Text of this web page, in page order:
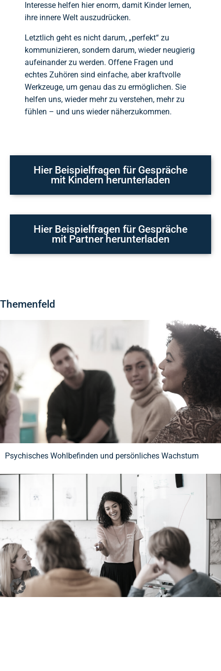
Interesse helfen hier enorm, damit Kinder lernen,
ihre innere Welt auszudrücken.
Letztlich geht es nicht darum, „perfekt“ zu
kommunizieren, sondern darum, wieder neugierig
aufeinander zu werden. Offene Fragen und
echtes Zuhören sind einfache, aber kraftvolle
Werkzeuge, um genau das zu ermöglichen. Sie
helfen uns, wieder mehr zu verstehen, mehr zu
fühlen – und uns wieder näherzukommen.
Hier Beispielfragen für Gespräche
mit Kindern herunterladen
Hier Beispielfragen für Gespräche
mit Partner herunterladen
Themenfeld
Psychisches Wohlbefinden und persönliches Wachstum